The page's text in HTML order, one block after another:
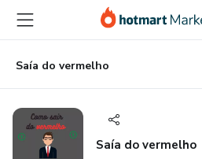
para
conteúdo
principal
para
pagamento
para
rodapé
Saía do vermelho
Saía do vermelho